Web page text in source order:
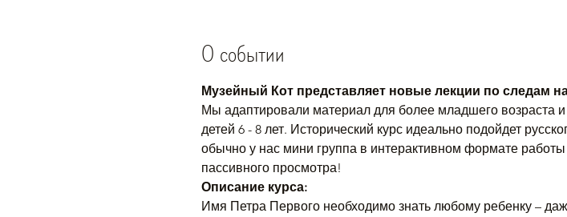
О событии
Музейный Кот представляет новые лекции по следам
Мы адаптировали материал для более младшего возраста
детей 6 - 8 лет. Исторический курс идеально подойдет
обычно у нас мини группа в интерактивном формате
пассивного просмотра!
Описание курса:
Имя Петра Первого необходимо знать любому ребенку –